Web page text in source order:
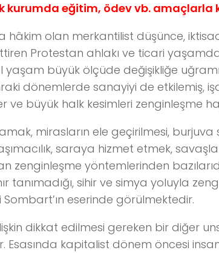
kurumda eğitim, ödev vb. amaçlarla
hâkim olan merkantilist düşünce,
Protestan ahlakı ve ticari
büyük ölçüde değişikliğe
dönemlerde sanayiyi de etkilemiş,
ve büyük halk kesimleri zenginleşme
mirasların ele geçirilmesi, burjuva
saraya hizmet etmek,
zenginleşme yöntemlerinden
tanımadığı, sihir ve simya yoluyla
eserinde görülmektedir.
dikkat edilmesi gereken bir diğer
Esasında kapitalist dönem öncesi